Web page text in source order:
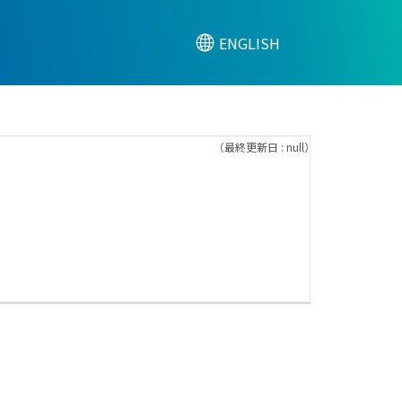
ENGLISH
（最終更新日 : null）